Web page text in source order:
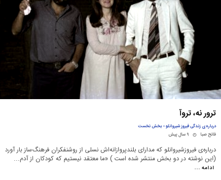
ترور نه، تروآ
درباره‌ی زندگی فیروز شیروانلو - بخش نخست
فاتح صبا
۹ سال پیش
درباره‌ی فیروزشیروانلو که مدارای بلندپروازانه‌اش نسلی از روشنفکران فرهنگ‌ساز بار آورد
(این نوشته در دو بخش منتشر شده است ) «ما معتقد نیستیم که کودکان از آدم...
ادامه ...